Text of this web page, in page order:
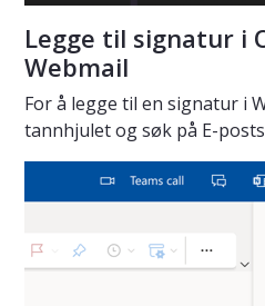
Legge til signatur i
Webmail
For å legge til en signatur i
tannhjulet og søk på E-